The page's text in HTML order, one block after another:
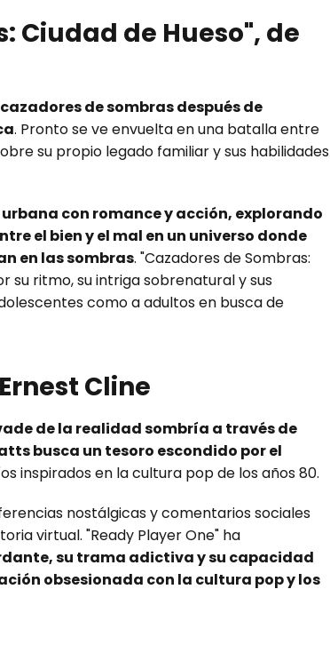
Ciudad de Hueso", de
de sombras después de
. Pronto se ve envuelta en una batalla entre
su propio legado familiar y sus habilidades
con romance y acción, explorando
el bien y el mal en un universo donde
en las sombras. "Cazadores de Sombras:
su ritmo, su intriga sobrenatural y sus
como a adultos en busca de
Cline
de la realidad sombría a través de
busca un tesoro escondido por el
inspirados en la cultura pop de los años 80.
nostálgicas y comentarios sociales
virtual. "Ready Player One" ha
su trama adictiva y su capacidad
obsesionada con la cultura pop y los